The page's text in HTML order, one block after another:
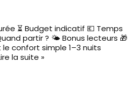
⏳ Budget indicatif 💶 Temps
partir ? 🌤️ Bonus lecteurs 🎁
confort simple 1–3 nuits
la suite »